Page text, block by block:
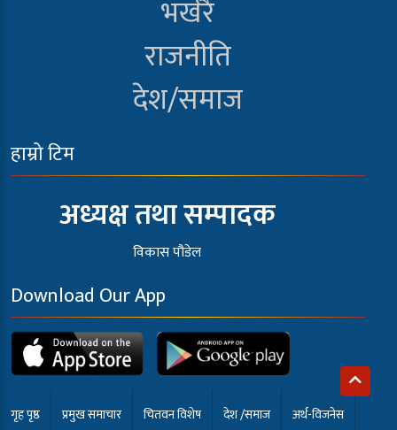
भर्खरै
राजनीति
देश/समाज
हाम्रो टिम
अध्यक्ष तथा सम्पादक
विकास पौडेल
Download Our App
गृह पृष्ठ प्रमुख समाचार चितवन विशेष देश /समाज अर्थ-विजनेस